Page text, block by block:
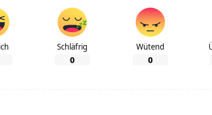
Schläfrig
0
Wütend
0